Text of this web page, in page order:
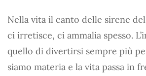
Nella vita il canto delle sirene del
ci irretisce, ci ammalia spesso.
quello di divertirsi sempre più
siamo materia e la vita passa in